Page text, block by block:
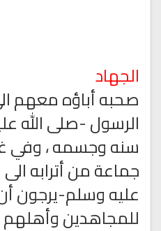
الجهاد
صحبه أباؤه معهم
الرسول -صلى الله
سنه وجسمه ، وفي
جماعة من أترابه
عليه وسلم-يرجون
للمجاهدين وأهلهم